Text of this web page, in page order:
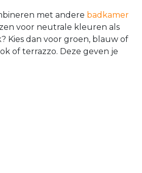
met andere badkamer
voor neutrale kleuren als
Kies dan voor groen, blauw of
of terrazzo. Deze geven je